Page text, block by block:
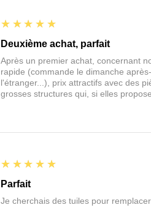
5
★★★★★
Deuxième achat, parfait
Après un premier achat, concernant
rapide (commande le dimanche
l'étranger...), prix attractifs avec des
grosses structures qui, si elles
5
★★★★★
Parfait
Je cherchais des tuiles pour